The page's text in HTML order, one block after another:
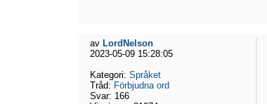
av LordNelson
2023-05-09 15:28:05
Kategori: Språket
Tråd: Förbjudna ord
Svar: 166